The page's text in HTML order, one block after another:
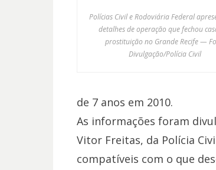
Polícias Civil e Rodoviária Federal
detalhes de operação que fechou
prostituição no Grande Recife —
Divulgação/Polícia Civil
de 7 anos em 2010.
As informações foram
Vitor Freitas, da Polícia
compatíveis com o que